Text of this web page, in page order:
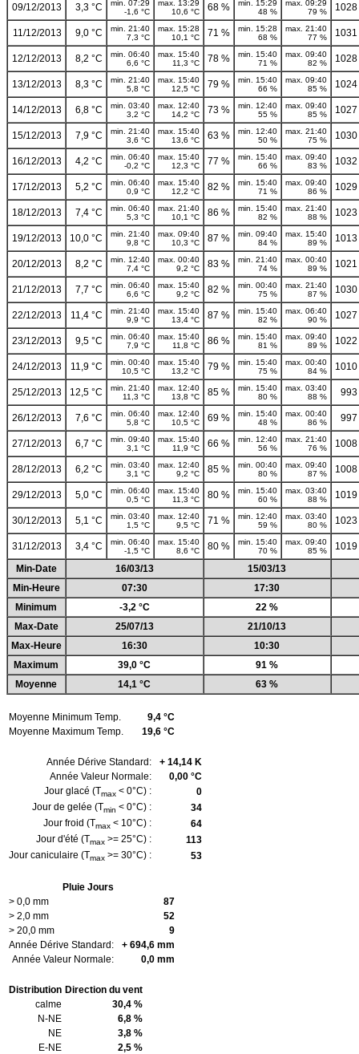
09/12/2013 3,3 °C
min. 07:29
-1,6 °C
max. 13:29
10,6 °C
68 %
min. 15:29
48 %
max. 09:29
79 %
11/12/2013 9,0 °C
min. 21:40
7,3 °C
max. 15:28
10,1 °C
71 %
min. 15:28
68 %
max. 21:40
77 %
12/12/2013 8,2 °C
min. 06:40
6,6 °C
max. 15:40
11,3 °C
78 %
min. 15:40
71 %
max. 09:40
82 %
13/12/2013 8,3 °C
min. 21:40
5,8 °C
max. 15:40
12,5 °C
79 %
min. 15:40
66 %
max. 09:40
85 %
14/12/2013 6,8 °C
min. 03:40
3,2 °C
max. 12:40
14,2 °C
73 %
min. 12:40
55 %
max. 09:40
85 %
15/12/2013 7,9 °C
min. 21:40
3,6 °C
max. 15:40
13,6 °C
63 %
min. 12:40
50 %
max. 21:40
75 %
16/12/2013 4,2 °C
min. 06:40
-0,2 °C
max. 15:40
12,3 °C
77 %
min. 15:40
66 %
max. 09:40
83 %
17/12/2013 5,2 °C
min. 06:40
0,9 °C
max. 15:40
12,2 °C
82 %
min. 15:40
71 %
max. 09:40
86 %
18/12/2013 7,4 °C
min. 06:40
5,3 °C
max. 21:40
10,1 °C
86 %
min. 15:40
82 %
max. 21:40
88 %
19/12/2013 10,0 °C
min. 21:40
9,8 °C
max. 09:40
10,3 °C
87 %
min. 09:40
84 %
max. 15:40
89 %
20/12/2013 8,2 °C
min. 12:40
7,4 °C
max. 00:40
9,2 °C
83 %
min. 21:40
74 %
max. 00:40
89 %
21/12/2013 7,7 °C
min. 06:40
6,6 °C
max. 15:40
9,2 °C
82 %
min. 00:40
75 %
max. 21:40
87 %
22/12/2013 11,4 °C
min. 21:40
9,9 °C
max. 15:40
13,4 °C
87 %
min. 15:40
82 %
max. 06:40
90 %
23/12/2013 9,5 °C
min. 06:40
7,9 °C
max. 15:40
11,8 °C
86 %
min. 15:40
81 %
max. 09:40
89 %
24/12/2013 11,9 °C
min. 00:40
10,5 °C
max. 15:40
13,2 °C
79 %
min. 15:40
75 %
max. 00:40
84 %
25/12/2013 12,5 °C
min. 21:40
11,3 °C
max. 12:40
13,8 °C
85 %
min. 15:40
80 %
max. 03:40
88 %
993
26/12/2013 7,6 °C
min. 06:40
5,8 °C
max. 12:40
10,5 °C
69 %
min. 15:40
48 %
max. 00:40
86 %
997
27/12/2013 6,7 °C
min. 09:40
3,1 °C
max. 15:40
11,9 °C
66 %
min. 12:40
56 %
max. 21:40
76 %
28/12/2013 6,2 °C
min. 03:40
3,1 °C
max. 12:40
9,2 °C
85 %
min. 00:40
80 %
max. 09:40
87 %
29/12/2013 5,0 °C
min. 06:40
0,5 °C
max. 15:40
11,3 °C
80 %
min. 15:40
60 %
max. 03:40
88 %
30/12/2013 5,1 °C
min. 03:40
1,5 °C
max. 12:40
9,5 °C
71 %
min. 12:40
59 %
max. 03:40
80 %
31/12/2013 3,4 °C
min. 06:40
-1,5 °C
max. 15:40
8,6 °C
80 %
min. 15:40
70 %
max. 09:40
85 %
Min-Date
16/03/13
15/03/13
Min-Heure
07:30
17:30
Minimum
-3,2 °C
22 %
Max-Date
25/07/13
21/10/13
Max-Heure
16:30
10:30
Maximum
39,0 °C
91 %
Moyenne
14,1 °C 63 %
Moyenne Minimum Temp.
9,4 °C
Moyenne Maximum Temp.
19,6 °C
Année Dérive Standard:
+ 14,14 K
Année Valeur Normale:
0,00 °C
Jour glacé (Tmax < 0°C) :
0
Jour de gelée (Tmin < 0°C) :
34
Jour froid (Tmax < 10°C) :
64
Jour d'été (Tmax >= 25°C) :
113
Jour caniculaire (Tmax >= 30°C) : 53
Pluie Jours
> 0,0 mm
87
> 2,0 mm
52
> 20,0 mm
9
Année Dérive Standard:
+ 694,6 mm
Année Valeur Normale:
0,0 mm
Distribution Direction du vent
calme
30,4 %
N-NE
6,8 %
NE
3,8 %
E-NE
2,5 %